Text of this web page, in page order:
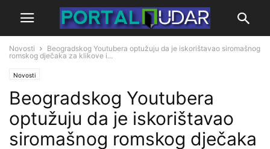
Novosti
Beogradskog Youtubera optužuju da je iskorištavao siromašnog
romskog dječaka za klikove i...
Novosti
Beogradskog Youtubera
optužuju da je iskorištavao
siromašnog romskog dječaka